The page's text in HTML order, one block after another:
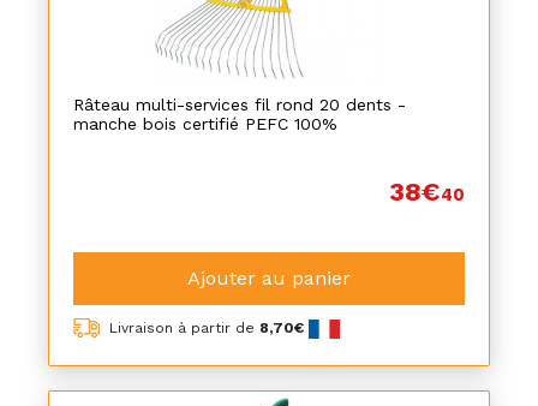
Râteau multi-services fil rond 20 dents -
manche bois certifié PEFC 100%
38€40
Ajouter au panier
Livraison à partir de 8,70€